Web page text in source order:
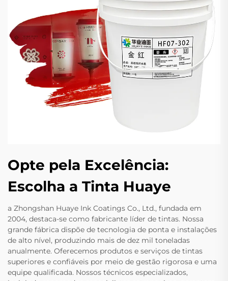
Opte pela Excelência:
Escolha a Tinta Huaye
a Zhongshan Huaye Ink Coatings Co., Ltd., fundada em
2004, destaca-se como fabricante líder de tintas. Nossa
grande fábrica dispõe de tecnologia de ponta e instalações
de alto nível, produzindo mais de dez mil toneladas
anualmente. Oferecemos produtos e serviços de tintas
superiores e confiáveis por meio de gestão rigorosa e uma
equipe qualificada. Nossos técnicos especializados,